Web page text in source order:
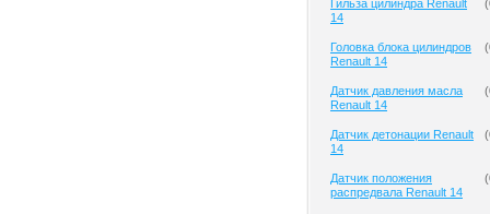
Гильза цилиндра Renault
14
(
Головка блока цилиндров
Renault 14
(
Датчик давления масла
Renault 14
(
Датчик детонации Renault
14
(
Датчик положения
распредвала Renault 14
(